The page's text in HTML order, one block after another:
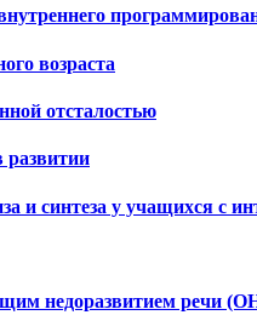
возраста
отсталостью
развитии
синтеза у учащихся с
недоразвитием речи